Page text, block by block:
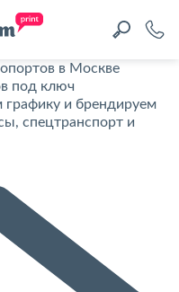
в Москве
под ключ
графику и брендируем
спецтранспорт и